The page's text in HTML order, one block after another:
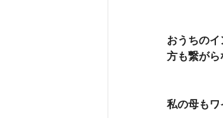
おうちの
方も繋がら
私の母も